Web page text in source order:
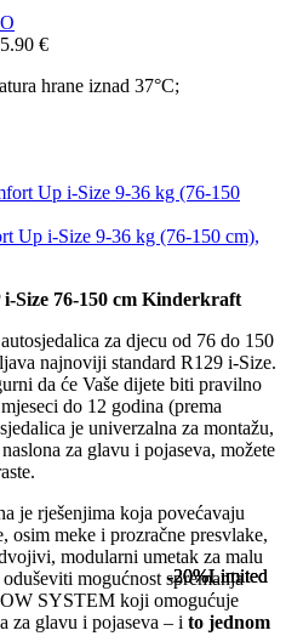
-20%Limited
-20%Limited
5.90 €
hrane iznad 37°C;
Up i-Size 9-36 kg (76-150 cm),
Size 76-150 cm Kinderkraft
za djecu od 76 do 150
najnoviji standard R129 i-Size.
da će Vaše dijete biti pravilno
do 12 godina (prema
je univerzalna za montažu,
za glavu i pojaseva, možete
je rješenjima koja povećavaju
osim meke i prozračne presvlake,
modularni umetak za malu
mogućnost spremanja
SYSTEM koji omogućuje
za glavu i pojaseva – i to jednom
-20%Limited